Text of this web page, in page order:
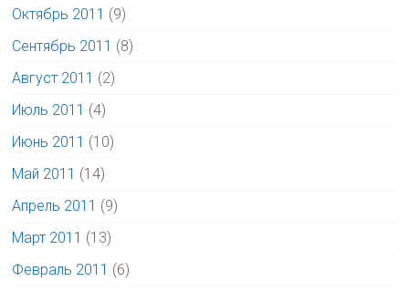
Октябрь 2011 (9)
Сентябрь 2011 (8)
Август 2011 (2)
Июль 2011 (4)
Июнь 2011 (10)
Май 2011 (14)
Апрель 2011 (9)
Март 2011 (13)
Февраль 2011 (6)